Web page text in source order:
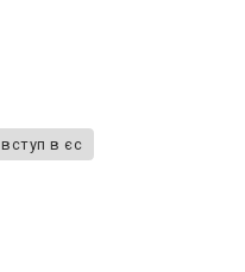
вступ в єс